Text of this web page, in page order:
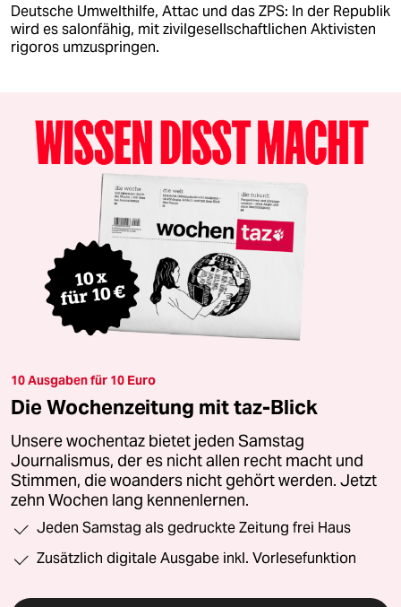
Deutsche Umwelthilfe, Attac und das ZPS: In der Republik
wird es salonfähig, mit zivilgesellschaftlichen Aktivisten
rigoros umzuspringen.
10 Ausgaben für 10 Euro
Die Wochenzeitung mit taz-Blick
Unsere wochentaz bietet jeden Samstag
Journalismus, der es nicht allen recht macht und
Stimmen, die woanders nicht gehört werden. Jetzt
zehn Wochen lang kennenlernen.
Jeden Samstag als gedruckte Zeitung frei Haus
Zusätzlich digitale Ausgabe inkl. Vorlesefunktion